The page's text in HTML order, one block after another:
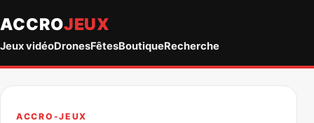
ACCROJEUX
Jeux vidéoDronesFêtesBoutiqueRecherche
ACCRO-JEUX